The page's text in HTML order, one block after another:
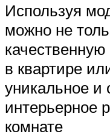
Используя
можно не
в квартире
уникальное и
интерьерное
комнате